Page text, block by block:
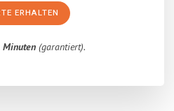
ERHALTEN
(garantiert).